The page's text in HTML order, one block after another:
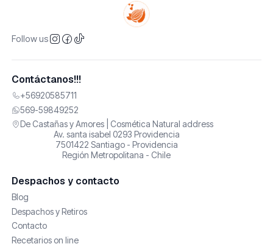
Follow us
Contáctanos!!!
+56920585711
569-59849252
De Castañas y Amores | Cosmética Natural address
Av. santa isabel 0293 Providencia
7501422 Santiago - Providencia
Región Metropolitana - Chile
Despachos y contacto
Blog
Despachos y Retiros
Contacto
Recetarios on line